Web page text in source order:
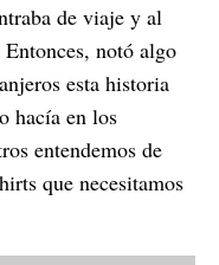
de viaje y al
notó algo
esta historia
hacía en los
entendemos de
que necesitamos